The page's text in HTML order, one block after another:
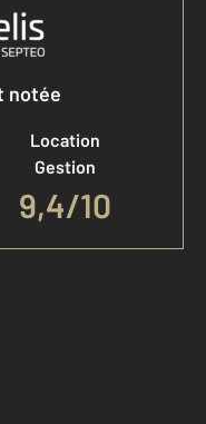
notée
Location
Gestion
9,4/10